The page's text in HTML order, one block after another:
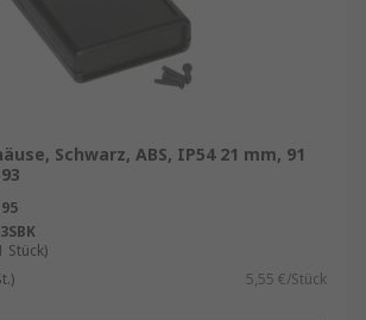
Gehäuse
Schwarz, ABS, IP54 21 mm, 91
Stück)
5,55 €/Stück